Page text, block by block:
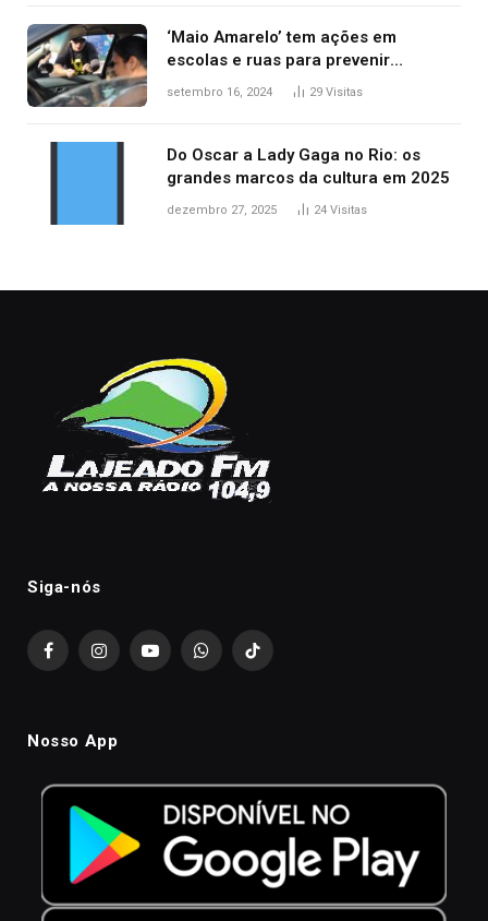
‘Maio Amarelo’ tem ações em
escolas e ruas para prevenir
acidentes no trânsito no AP
setembro 16, 2024 29 Visitas
Do Oscar a Lady Gaga no Rio: os
grandes marcos da cultura em 2025
dezembro 27, 2025 24 Visitas
Siga-nós
FacebookInstagramYouTubeWhatsAppTikTok
Nosso App